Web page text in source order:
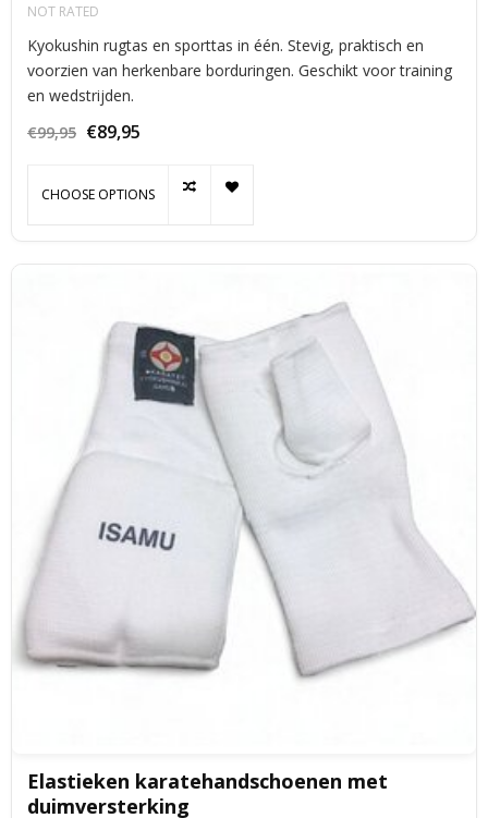
NOT RATED
Kyokushin rugtas en sporttas in één. Stevig, praktisch en
voorzien van herkenbare borduringen. Geschikt voor training
en wedstrijden.
€99,95 €89,95
CHOOSE OPTIONS
Elastieken karatehandschoenen met
duimversterking